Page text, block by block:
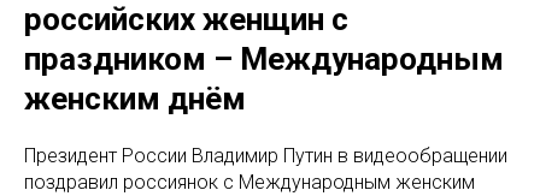
российских женщин с
праздником – Международным
женским днём
Президент России Владимир Путин в видеообращении
поздравил россиянок с Международным женским